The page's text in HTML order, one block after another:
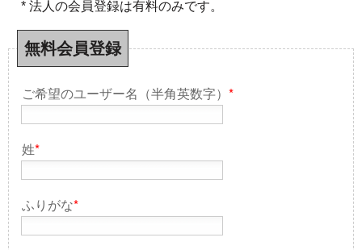
* 法人の会員登録は有料のみです。
無料会員登録
ご希望のユーザー名（半角英数字） *
姓*
ふりがな*